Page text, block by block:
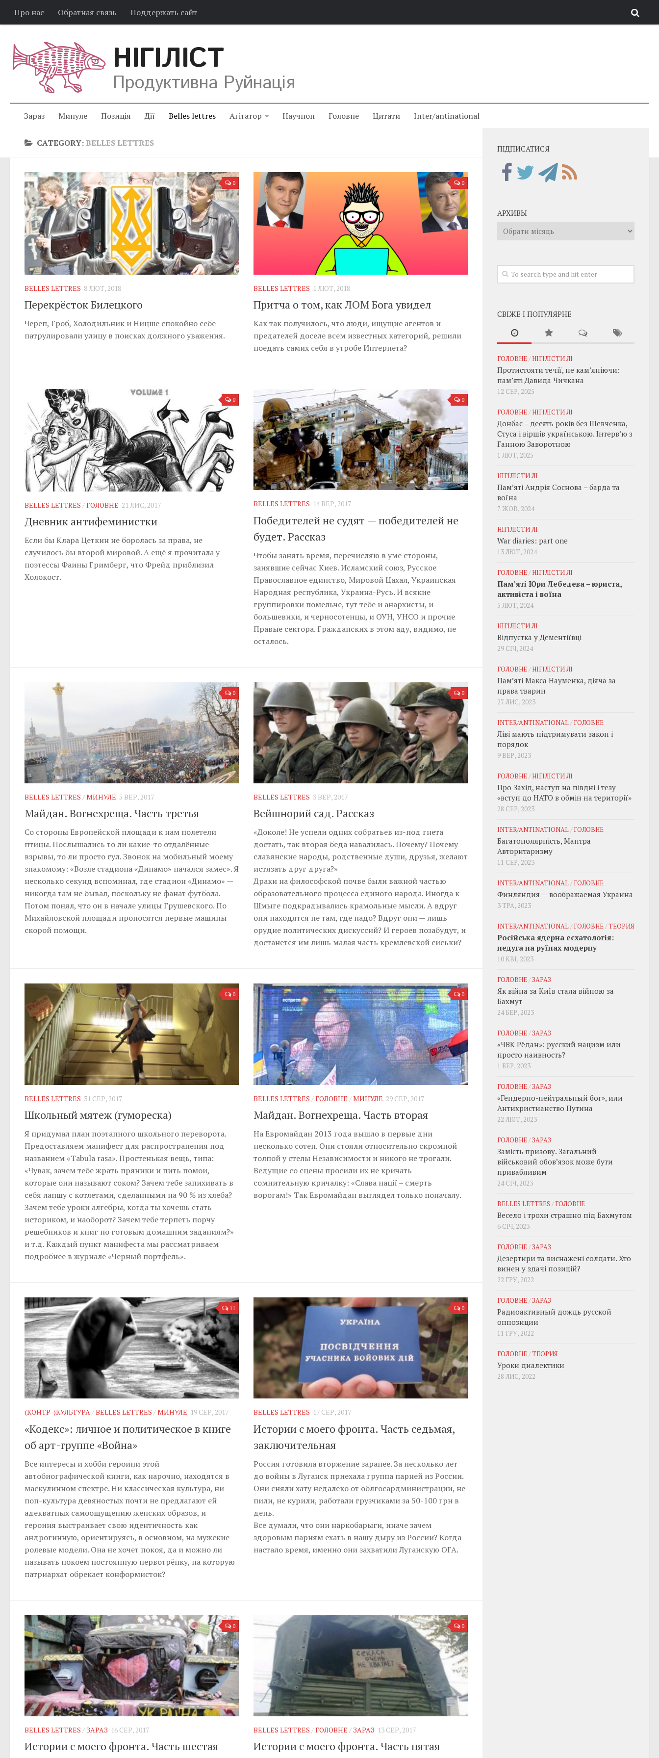
Про нас Обратная связь Поддержать сайт
НІГІЛІСТ
Продуктивна Руйнація
Зараз Минуле Позиція Дії Belles lettres Агітатор Научпоп Головне Цитати Inter/antinational
CATEGORY: BELLES LETTRES
0
BELLES LETTRES 8 ЛЮТ, 2018
Перекрёсток Билецкого
Череп, Гроб, Холодильник и Ницше спокойно себе
патрулировали улицу в поисках должного уважения.
0
BELLES LETTRES 1 ЛЮТ, 2018
Притча о том, как ЛОМ Бога увидел
Как так получилось, что люди, ищущие агентов и
предателей доселе всем известных категорий, решили
поедать самих себя в утробе Интернета?
0
BELLES LETTRES /ГОЛОВНЕ 21 ЛИС, 2017
Дневник антифеминистки
Если бы Клара Цеткин не боролась за права, не
случилось бы второй мировой. А ещё я прочитала у
поэтессы Фаины Гримберг, что Фрейд приблизил
Холокост.
0
BELLES LETTRES 14 ВЕР, 2017
Победителей не судят — победителей не
будет. Рассказ
Чтобы занять время, перечисляю в уме стороны,
занявшие сейчас Киев. Исламский союз, Русское
Православное единство, Мировой Цахал, Украинская
Народная республика, Украина-Русь. И всякие
группировки помельче, тут тебе и анархисты, и
большевики, и черносотенцы, и ОУН, УНСО и прочие
Правые сектора. Гражданских в этом аду, видимо, не
осталось.
0
BELLES LETTRES /МИНУЛЕ 5 ВЕР, 2017
Майдан. Вогнехреща. Часть третья
Со стороны Европейской площади к нам полетели
птицы. Послышались то ли какие-то отдалённые
взрывы, то ли просто гул. Звонок на мобильный моему
знакомому: «Возле стадиона «Динамо» начался замес». Я
несколько секунд вспоминал, где стадион «Динамо» —
никогда там не бывал, поскольку не фанат футбола.
Потом понял, что он в начале улицы Грушевского. По
Михайловской площади проносятся первые машины
скорой помощи.
0
BELLES LETTRES 3 ВЕР, 2017
Вейшнорий сад. Рассказ
«Доколе! Не успели одних собратьев из-под гнета
достать, так вторая беда навалилась. Почему? Почему
славянские народы, родственные души, друзья, желают
истязать друг друга?»
Драки на философской почве были важной частью
образовательного процесса единого народа. Иногда к
Шмыге подкрадывались крамольные мысли. А вдруг
они находятся не там, где надо? Вдруг они — лишь
орудие политических дискуссий? И героев позабудут, и
достанется им лишь малая часть кремлевской сиськи?
0
BELLES LETTRES 31 СЕР, 2017
Школьный мятеж (гумореска)
Я придумал план поэтапного школьного переворота.
Предоставляем манифест для распространения под
названием «Tabula rasa». Простенькая вещь, типа:
«Чувак, зачем тебе жрать пряники и пить помои,
которые они называют соком? Зачем тебе запихивать в
себя лапшу с котлетами, сделанными на 90 % из хлеба?
Зачем тебе уроки алгебры, когда ты хочешь стать
историком, и наоборот? Зачем тебе терпеть порчу
решебников и книг по готовым домашним заданиям?»
и т.д. Каждый пункт манифеста мы рассматриваем
подробнее в журнале «Черный портфель».
0
BELLES LETTRES /ГОЛОВНЕ /МИНУЛЕ 29 СЕР, 2017
Майдан. Вогнехреща. Часть вторая
На Евромайдан 2013 года вышло в первые дни
несколько сотен. Они стояли относительно скромной
толпой у стелы Независимости и никого не трогали.
Ведущие со сцены просили их не кричать
сомнительную кричалку: «Слава нації – смерть
ворогам!» Так Евромайдан выглядел только поначалу.
11
(КОНТР-)КУЛЬТУРА/BELLES LETTRES /МИНУЛЕ 19 СЕР, 2017
«Кодекс»: личное и политическое в книге
об арт-группе «Война»
Все интересы и хобби героини этой
автобиографической книги, как нарочно, находятся в
маскулинном спектре. Ни классическая культура, ни
поп-культура девяностых почти не предлагают ей
адекватных самоощущению женских образов, и
героиня выстраивает свою идентичность как
андрогинную, ориентируясь, в основном, на мужские
ролевые модели. Она не хочет покоя, да и можно ли
называть покоем постоянную нервотрёпку, на которую
патриархат обрекает конформисток?
0
BELLES LETTRES 17 СЕР, 2017
Истории с моего фронта. Часть седьмая,
заключительная
Россия готовила вторжение заранее. За несколько лет
до войны в Луганск приехала группа парней из России.
Они сняли хату недалеко от облгосардминистрации, не
пили, не курили, работали грузчиками за 50-100 грн в
день.
Все думали, что они наркобарыги, иначе зачем
здоровым парням ехать в нашу дыру из России? Когда
настало время, именно они захватили Луганскую ОГА.
0
BELLES LETTRES / ЗАРАЗ 16 СЕР, 2017
Истории с моего фронта. Часть шестая
0
BELLES LETTRES /ГОЛОВНЕ / ЗАРАЗ 13 СЕР, 2017
Истории с моего фронта. Часть пятая
ПІДПИСАТИСЯ
АРХИВЫ
Архивы
СВІЖЕ І ПОПУЛЯРНЕ
ГОЛОВНЕ/НІГІЛІСТИ ЛІ
Протистояти течії, не кам’яніючи:
пам’яті Давида Чичкана
12 СЕР, 2025
ГОЛОВНЕ/НІГІЛІСТИ ЛІ
Донбас – десять років без Шевченка,
Стуса і віршів українською. Інтерв’ю з
Ганною Заворотною
1 ЛЮТ, 2025
НІГІЛІСТИ ЛІ
Пам’яті Андрія Соснова – барда та
воїна
7 ЖОВ, 2024
НІГІЛІСТИ ЛІ
War diaries: part one
13 ЛЮТ, 2024
ГОЛОВНЕ/НІГІЛІСТИ ЛІ
Пам’яті Юри Лебедева – юриста,
активіста і воїна
5 ЛЮТ, 2024
НІГІЛІСТИ ЛІ
Відпустка у Дементіївці
29 СІЧ, 2024
ГОЛОВНЕ/НІГІЛІСТИ ЛІ
Пам’яті Макса Науменка, діяча за
права тварин
27 ЛИС, 2023
INTER/ANTINATIONAL/ГОЛОВНЕ
Ліві мають підтримувати закон і
порядок
9 ВЕР, 2023
ГОЛОВНЕ/НІГІЛІСТИ ЛІ
Про Захід, наступ на півдні і тезу
«вступ до НАТО в обмін на території»
28 СЕР, 2023
INTER/ANTINATIONAL/ГОЛОВНЕ
Багатополярність, Мантра
Авторитаризму
11 СЕР, 2023
INTER/ANTINATIONAL/ГОЛОВНЕ
Финляндия — воображаемая Украина
3 ТРА, 2023
INTER/ANTINATIONAL/ГОЛОВНЕ/ТЕОРИЯ
Російська ядерна есхатологія:
недуга на руїнах модерну
10 КВІ, 2023
ГОЛОВНЕ/ЗАРАЗ
Як війна за Київ стала війною за
Бахмут
24 БЕР, 2023
ГОЛОВНЕ/ЗАРАЗ
«ЧВК Рёдан»: русский нацизм или
просто наивность?
1 БЕР, 2023
ГОЛОВНЕ/ЗАРАЗ
«Гендерно-нейтральный бог», или
Антихристианство Путина
22 ЛЮТ, 2023
ГОЛОВНЕ/ЗАРАЗ
Замість призову. Загальний
військовий обовʼязок може бути
привабливим
24 СІЧ, 2023
BELLES LETTRES /ГОЛОВНЕ
Весело і трохи страшно під Бахмутом
6 СІЧ, 2023
ГОЛОВНЕ/ЗАРАЗ
Дезертири та виснажені солдати. Хто
винен у здачі позицій?
22 ГРУ, 2022
ГОЛОВНЕ/ЗАРАЗ
Радиоактивный дождь русской
оппозиции
11 ГРУ, 2022
ГОЛОВНЕ/ТЕОРИЯ
Уроки диалектики
28 ЛИС, 2022